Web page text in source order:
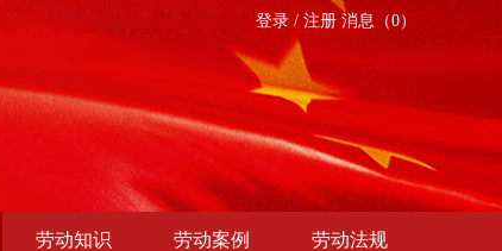
登录 / 注册 消息（0）
劳动知识 劳动案例 劳动法规